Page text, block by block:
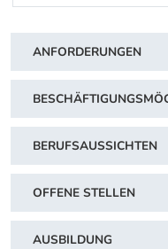
Chemische, Kunststoff
ANFORDERUNGEN
BERUFSAUSSICHTEN
OFFENE STELLEN
AUSBILDUNG